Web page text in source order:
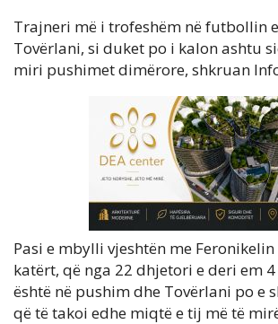
Trajneri më i trofeshëm në futbollin
Tovërlani, si duket po i kalon ashtu
miri pushimet dimërore, shkruan
Pasi e mbylli vjeshtën me Feronikelin
katërt, që nga 22 dhjetori e deri em 4
është në pushim dhe Tovërlani po e
që të takoi edhe miqtë e tij më të